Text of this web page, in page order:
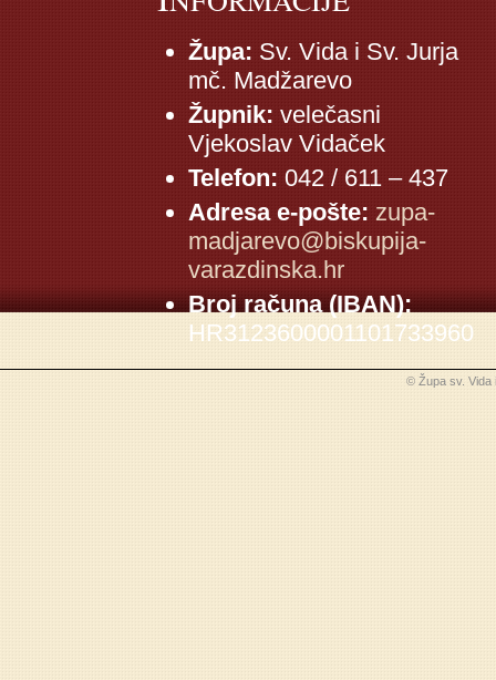
Župa: Sv. Vida i Sv. Jurja
mč. Madžarevo
Župnik: velečasni
Vjekoslav Vidaček
Telefon: 042 / 611 – 437
Adresa e-pošte: zupa-
madjarevo@biskupija-
varazdinska.hr
Broj računa (IBAN):
HR3123600001101733960
© Župa sv. Vida